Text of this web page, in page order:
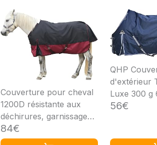
Couverture pour cheval
1200D résistante aux
déchirures, garnissage
200g/m², couverture
extérieure pour cheval,
84€
QHP
d'extérieur
Luxe 300 g
56€